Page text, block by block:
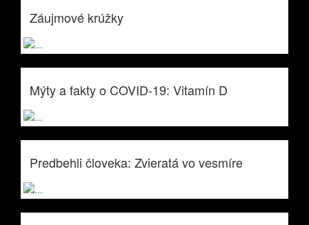
Záujmové krúžky
Mýty a fakty o COVID-19: Vitamín D
Predbehli človeka: Zvieratá vo vesmíre